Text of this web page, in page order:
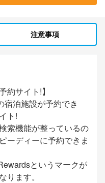
注意事項
約サイト!】
宿泊施設が予約でき
ト!
索機能が整っているの
ーディーに予約できま
というマークが
ります。